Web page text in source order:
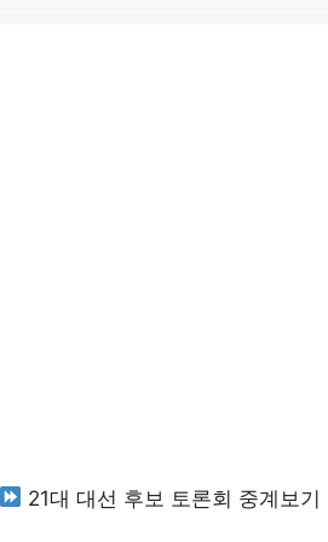
21대 대선 후보 토론회 중계보기